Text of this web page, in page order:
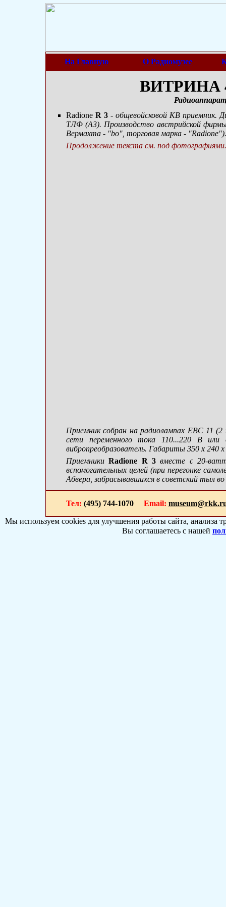
На Главную О Радиомузее
ВИТРИНА
Radione R 3 - общевойсковой КВ
ТЛФ (А3). Производство австрийской
Вермахта - "bo", торговая марка -
Продолжение текста см. под
Приемник собран на радиолампах EBC 11
сети переменного тока 110...220 В
вибропреобразователь. Габариты 350 х 240
ПриемникиRadione R 3 вместе с 20-
вспомогательных целей (при перегонке
Абвера, забрасывавшихся в советский тыл
Тел: (495) 744-1070 Email:
Мы используем cookies для улучшения работы сайта, анализа
Вы соглашаетесь с нашей